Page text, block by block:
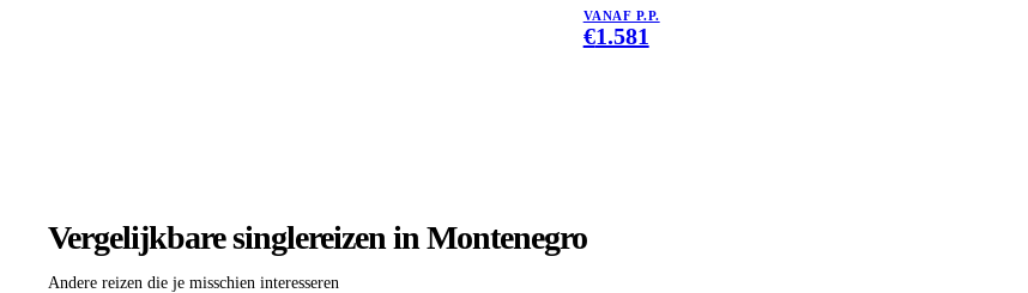
VANAF P.P.
€1.581
Vergelijkbare singlereizen in Montenegro
Andere reizen die je misschien interesseren